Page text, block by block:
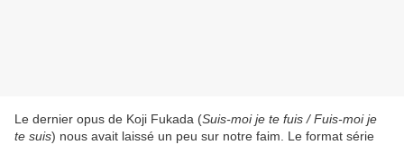
Le dernier opus de Koji Fukada (Suis-moi je te fuis / Fuis-moi je
te suis) nous avait laissé un peu sur notre faim. Le format série